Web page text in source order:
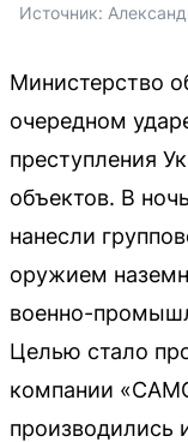
Источник:
Министерство
очередном
преступления
объектов. В
нанесли
оружием
военно-
Целью стало
компании
производились